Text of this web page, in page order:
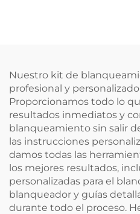
Rechinamiento de
Dientes
Nuestro kit de
profesional y
Proporcionamos todo lo
resultados inmediatos y
blanqueamiento sin salir
las instrucciones
damos todas las
los mejores resultados,
personalizadas para el
blanqueador y guías
durante todo el proceso.